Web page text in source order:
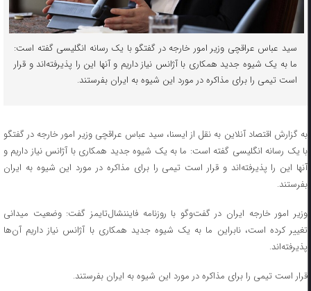
سید عباس عراقچی وزیر امور خارجه در گفتگو با یک رسانه انگلیسی گفته است:
ما به یک شیوه جدید همکاری با آژانس نیاز داریم و آنها این را پذیرفته‌اند و قرار
است تیمی را برای مذاکره در مورد این شیوه به ایران بفرستند.
به گزارش اقتصاد آنلاین به نقل از ایسنا، سید عباس عراقچی وزیر امور خارجه در گفتگو
با یک رسانه انگلیسی گفته است: ما به یک شیوه جدید همکاری با آژانس نیاز داریم و
آنها این را پذیرفته‌اند و قرار است تیمی را برای مذاکره در مورد این شیوه به ایران
بفرستند.
وزیر امور خارجه ایران در گفت‌وگو با روزنامه فایننشال‌تایمز گفت: وضعیت میدانی
تغییر کرده است، نابراین ما به یک شیوه جدید همکاری با آژانس نیاز داریم آن‌ها
پذیرفته‌اند.
قرار است تیمی را برای مذاکره در مورد این شیوه به ایران بفرستند.